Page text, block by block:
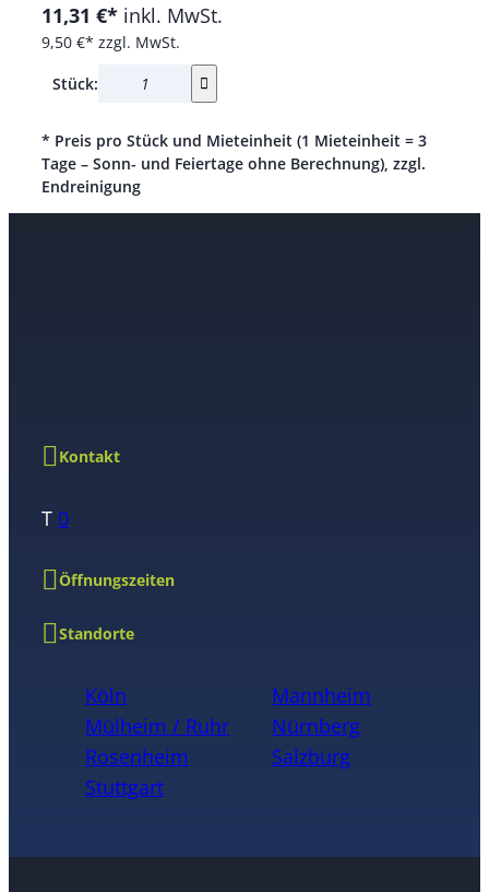
11,31 €* inkl. MwSt.
9,50 €* zzgl. MwSt.
Stück:
* Preis pro Stück und Mieteinheit (1 Mieteinheit = 3
Tage – Sonn- und Feiertage ohne Berechnung), zzgl.
Endreinigung
Kontakt
T 0
Öffnungszeiten
Standorte
Köln
Mannheim
Mülheim / Ruhr
Nürnberg
Rosenheim
Salzburg
Stuttgart